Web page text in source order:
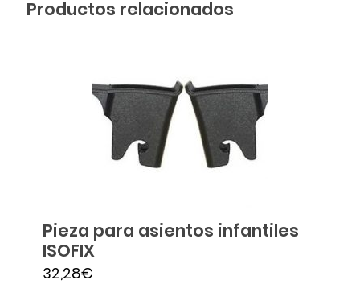
Productos relacionados
Pieza para asientos infantiles
ISOFIX
32,28€